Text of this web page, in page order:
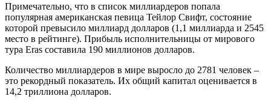
Примечательно, что в список миллиардеров попала
популярная американская певица Тейлор Свифт, состояние
которой превысило миллиард долларов (1,1 миллиарда и 2545
место в рейтинге). Прибыль исполнительницы от мирового
тура Eras составила 190 миллионов долларов.
Количество миллиардеров в мире выросло до 2781 человек –
это рекордный показатель. Их общий капитал оценивается в
14,2 триллиона долларов.